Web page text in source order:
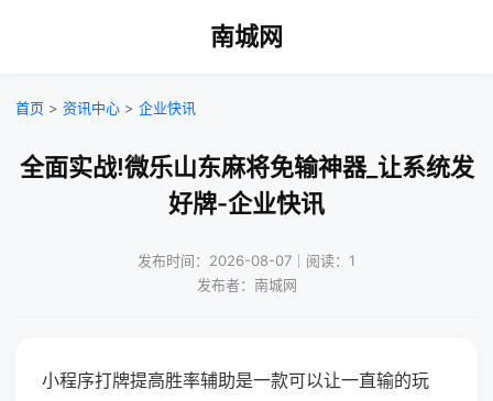
南城网
首页 > 资讯中心 > 企业快讯
全面实战!微乐山东麻将免输神器_让系统发
好牌-企业快讯
发布时间：2026-08-07｜阅读：1
发布者：南城网
小程序打牌提高胜率辅助是一款可以让一直输的玩